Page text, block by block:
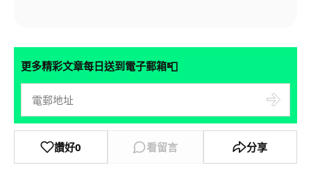
更多精彩文章每日送到電子郵箱📮
讚好0 看留言 分享